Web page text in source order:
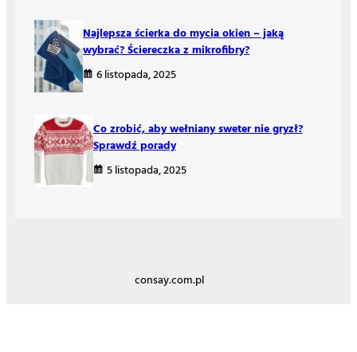
Najlepsza ścierka do mycia okien – jaką
wybrać? Ściereczka z mikrofibry?
6 listopada, 2025
Co zrobić, aby wełniany sweter nie gryzł?
Sprawdź porady
5 listopada, 2025
consay.com.pl